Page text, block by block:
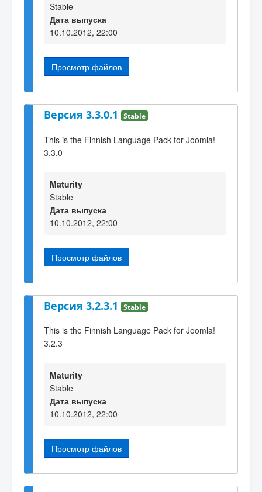
Stable
Дата выпуска
10.10.2012, 22:00
Просмотр файлов
Версия 3.3.0.1 Stable
This is the Finnish Language Pack for Joomla!
3.3.0
Maturity
Stable
Дата выпуска
10.10.2012, 22:00
Просмотр файлов
Версия 3.2.3.1 Stable
This is the Finnish Language Pack for Joomla!
3.2.3
Maturity
Stable
Дата выпуска
10.10.2012, 22:00
Просмотр файлов